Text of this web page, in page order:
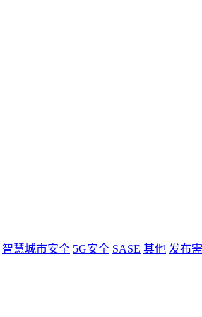
智慧城市安全 5G安全 SASE 其他 发布